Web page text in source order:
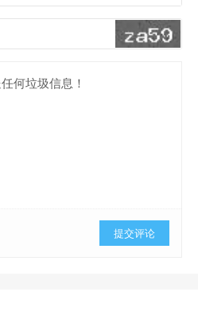
提交评论